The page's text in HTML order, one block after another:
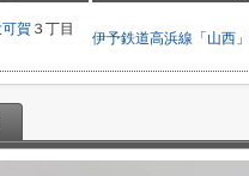
賀 ３丁目
伊予鉄道高浜線 「 山西